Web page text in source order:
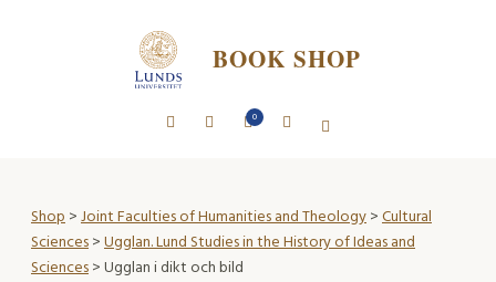
BOOK SHOP
0
Shop>Joint Faculties of Humanities and Theology>Cultural
Sciences>Ugglan. Lund Studies in the History of Ideas and
Sciences> Ugglan i dikt och bild